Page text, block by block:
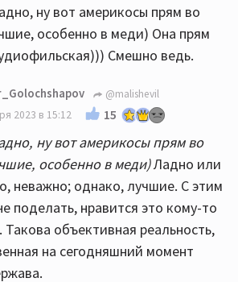
ну вот америкосы прям во
особенно в меди) Она прям
Смешно ведь.
@malishevil
2023 в 15:12
15
ну вот америкосы прям во
особенно в меди)Ладно или
неважно; однако, лучшие. С этим
поделать, нравится это кому-то
Такова объективная реальность,
на сегодняшний момент